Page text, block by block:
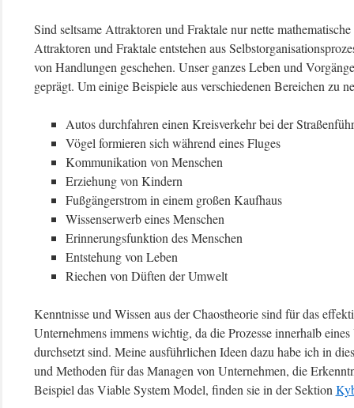
Sind seltsame Attraktoren und Fraktale nur nette
Attraktoren und Fraktale entstehen aus
von Handlungen geschehen. Unser ganzes Leben und
geprägt. Um einige Beispiele aus verschiedenen Bereichen zu
Autos durchfahren einen Kreisverkehr bei der
Vögel formieren sich während eines Fluges
Kommunikation von Menschen
Erziehung von Kindern
Fußgängerstrom in einem großen Kaufhaus
Wissenserwerb eines Menschen
Erinnerungsfunktion des Menschen
Entstehung von Leben
Riechen von Düften der Umwelt
Kenntnisse und Wissen aus der Chaostheorie sind für das
Unternehmens immens wichtig, da die Prozesse innerhalb
durchsetzt sind. Meine ausführlichen Ideen dazu habe ich in
und Methoden für das Managen von Unternehmen, die
Beispiel das Viable System Model, finden sie in der Sektion